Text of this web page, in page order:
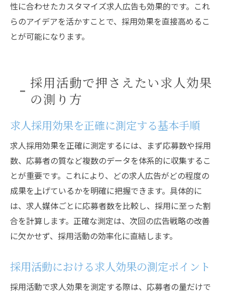
性に合わせたカスタマイズ求人広告も効果的です。これ
らのアイデアを活かすことで、採用効果を直接高めるこ
とが可能になります。
採用活動で押さえたい求人効果
の測り方
求人採用効果を正確に測定する基本手順
求人採用効果を正確に測定するには、まず応募数や採用
数、応募者の質など複数のデータを体系的に収集するこ
とが重要です。これにより、どの求人広告がどの程度の
成果を上げているかを明確に把握できます。具体的に
は、求人媒体ごとに応募者数を比較し、採用に至った割
合を計算します。正確な測定は、次回の広告戦略の改善
に欠かせず、採用活動の効率化に直結します。
採用活動における求人効果の測定ポイント
採用活動で求人効果を測定する際は、応募者の量だけで